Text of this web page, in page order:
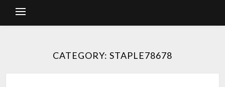
CATEGORY: STAPLE78678